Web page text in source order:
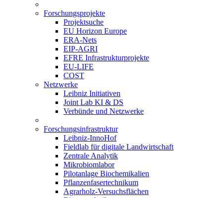
Forschungsprojekte
Projektsuche
EU Horizon Europe
ERA-Nets
EIP-AGRI
EFRE Infrastrukturprojekte
EU-LIFE
COST
Netzwerke
Leibniz Initiativen
Joint Lab KI & DS
Verbünde und Netzwerke
Forschungsinfrastruktur
Leibniz-InnoHof
Fieldlab für digitale Landwirtschaft
Zentrale Analytik
Mikrobiomlabor
Pilotanlage Biochemikalien
Pflanzenfasertechnikum
Agrarholz-Versuchsflächen